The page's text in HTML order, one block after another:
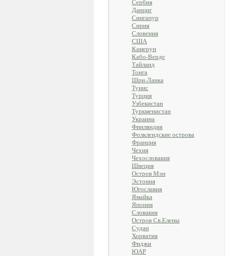
Сербия
Данциг
Сингапур
Сирия
Словения
США
Камерун
Кабо-Верде
Тайланд
Тонга
Шри-Ланка
Тунис
Турция
Узбекистан
Туркменистан
Украина
Финляндия
Фолклендские острова
Франция
Чехия
Чехословакия
Швеция
Остров Мэн
Эстония
Югославия
Ямайка
Япония
Словакия
Остров Св.Елены
Судан
Хорватия
Фиджи
ЮАР